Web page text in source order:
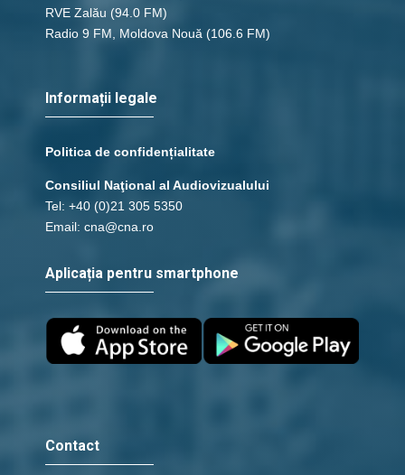
RVE Zalău (94.0 FM)
Radio 9 FM, Moldova Nouă (106.6 FM)
Informații legale
Politica de confidențialitate
Consiliul Naţional al Audiovizualului
Tel: +40 (0)21 305 5350
Email: cna@cna.ro
Aplicația pentru smartphone
Contact